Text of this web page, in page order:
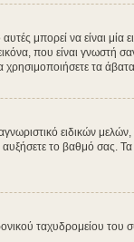
μπορεί να είναι
που είναι γνωστή
τα
ειδικών μελών,
το βαθμό σας.
ταχυδρομείου του